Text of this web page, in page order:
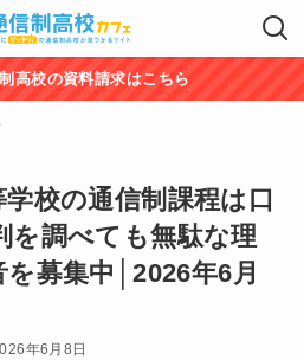
高校の資料請求はこちら
校の通信制課程は口
を調べても無駄な理
募集中│2026年6月
年6月8日